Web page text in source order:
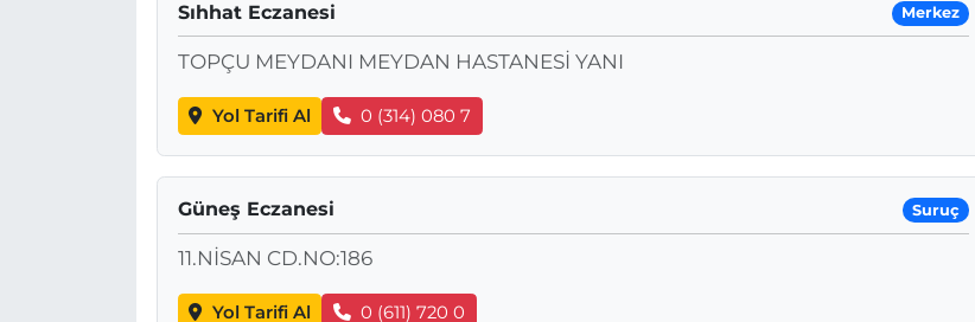
Sıhhat Eczanesi Merkez
TOPÇU MEYDANI MEYDAN HASTANESİ YANI
Yol Tarifi Al 0 (314) 080 7
Güneş Eczanesi Suruç
11.NİSAN CD.NO:186
Yol Tarifi Al 0 (611) 720 0